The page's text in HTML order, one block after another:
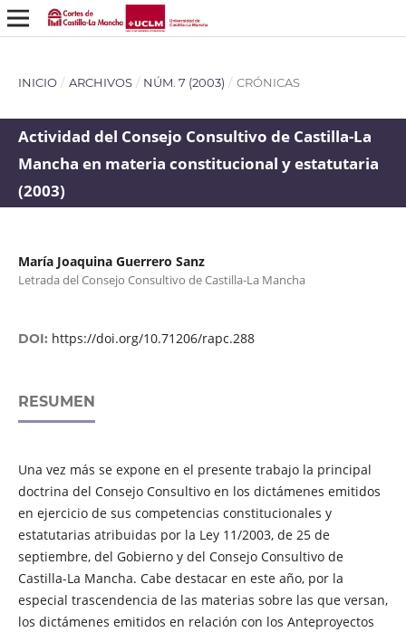
INICIO / ARCHIVOS / NÚM. 7 (2003) / CRÓNICAS
Actividad del Consejo Consultivo de Castilla-La
Mancha en materia constitucional y estatutaria
(2003)
María Joaquina Guerrero Sanz
Letrada del Consejo Consultivo de Castilla-La Mancha
DOI: https://doi.org/10.71206/rapc.288
RESUMEN
Una vez más se expone en el presente trabajo la principal
doctrina del Consejo Consultivo en los dictámenes emitidos
en ejercicio de sus competencias constitucionales y
estatutarias atribuidas por la Ley 11/2003, de 25 de
septiembre, del Gobierno y del Consejo Consultivo de
Castilla-La Mancha. Cabe destacar en este año, por la
especial trascendencia de las materias sobre las que versan,
los dictámenes emitidos en relación con los Anteproyectos